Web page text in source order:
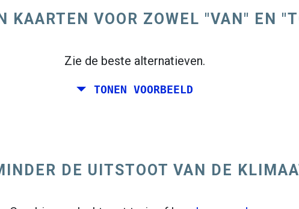
KAARTEN VOOR ZOWEL "VAN" EN
Zie de beste alternatieven.
TONEN VOORBEELD
DE UITSTOOT VAN DE